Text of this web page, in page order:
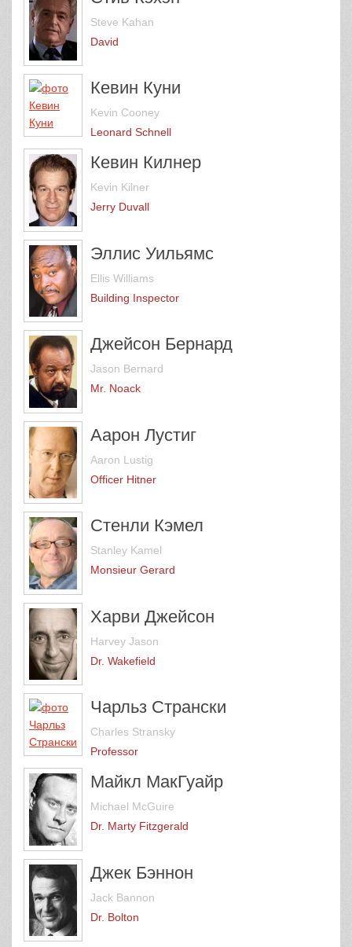
Steve Kahan
David
Кевин Куни
Kevin Cooney
Leonard Schnell
Кевин Килнер
Kevin Kilner
Jerry Duvall
Эллис Уильямс
Ellis Williams
Building Inspector
Джейсон Бернард
Jason Bernard
Mr. Noack
Аарон Лустиг
Aaron Lustig
Officer Hitner
Стенли Кэмел
Stanley Kamel
Monsieur Gerard
Харви Джейсон
Harvey Jason
Dr. Wakefield
Чарльз Странски
Charles Stransky
Professor
Майкл МакГуайр
Michael McGuire
Dr. Marty Fitzgerald
Джек Бэннон
Jack Bannon
Dr. Bolton